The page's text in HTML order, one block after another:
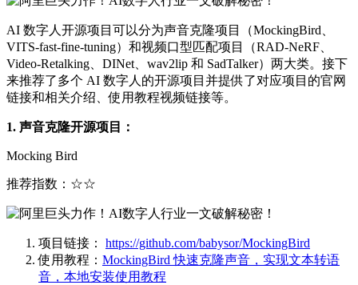
AI 数字人开源项目可以分为声音克隆项目（MockingBird、
VITS-fast-fine-tuning）和视频口型匹配项目（RAD-NeRF、
Video-Retalking、DINet、wav2lip 和 SadTalker）两大类。接下
来推荐了多个 AI 数字人的开源项目并提供了对应项目的官网
链接和相关介绍、使用教程视频链接等。
1. 声音克隆开源项目：
Mocking Bird
推荐指数：☆☆
项目链接： https://github.com/babysor/MockingBird
使用教程： MockingBird 快速克隆声音，实现文本转语
音，本地安装使用教程